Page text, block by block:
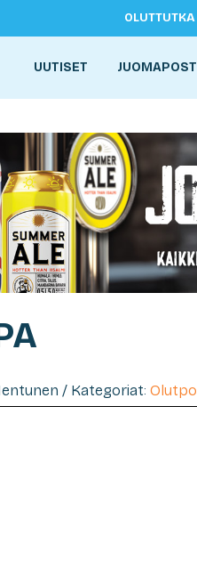
OLUTTUTKA
UUTISET
/ Kategoriat: